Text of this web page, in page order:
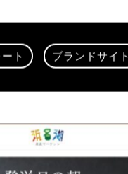
ト ブランドサイト